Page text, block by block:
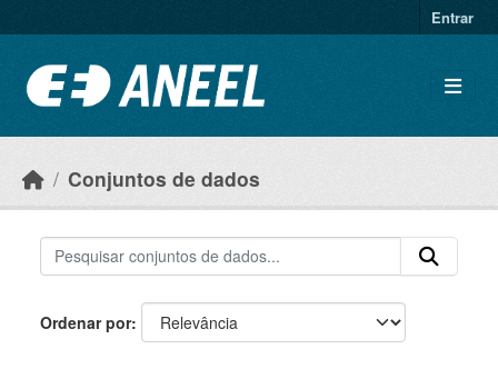
Entrar
Conjuntos de dados
Ordenar por